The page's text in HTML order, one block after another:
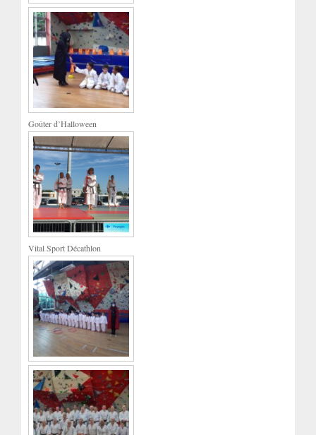
Goûter d’Halloween
Vital Sport Décathlon